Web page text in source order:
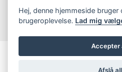
Hej, denne hjemmeside
brugeroplevelse. Lad mig
Accepter
Afslå